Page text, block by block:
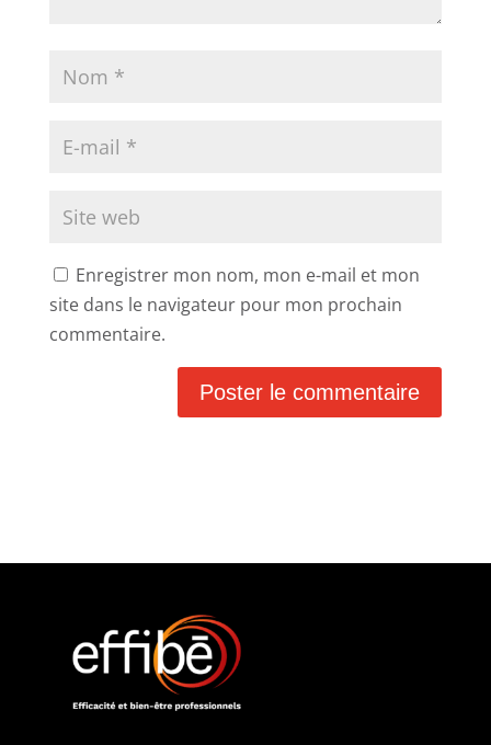
Enregistrer mon nom, mon e-mail et mon
site dans le navigateur pour mon prochain
commentaire.